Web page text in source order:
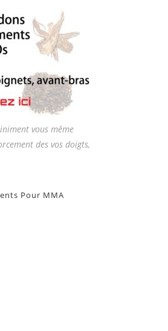
vous même
des vos doigts,
Pour MMA